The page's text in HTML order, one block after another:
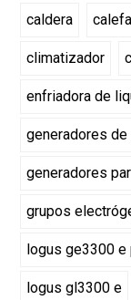
caldera
climatizador
enfriadora de
generadores de
generadores
grupos
logus ge3300 e
logus gl3300 e